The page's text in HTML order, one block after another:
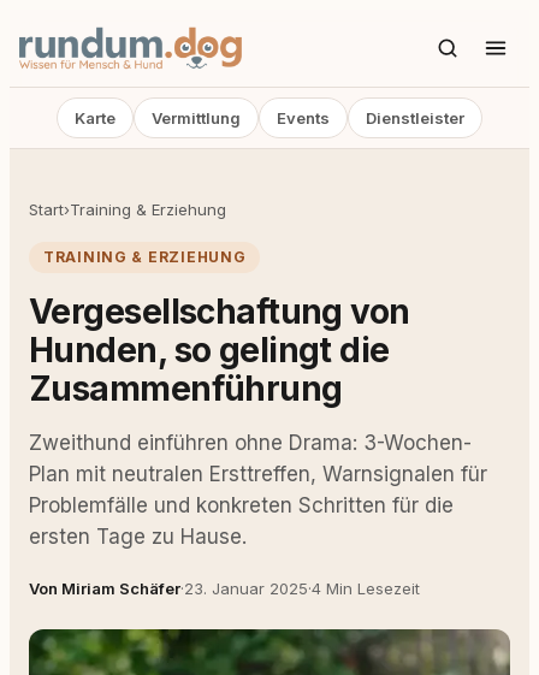
Karte Vermittlung Events Dienstleister
Start›Training & Erziehung
TRAINING & ERZIEHUNG
Vergesellschaftung von
Hunden, so gelingt die
Zusammenführung
Zweithund einführen ohne Drama: 3-Wochen-
Plan mit neutralen Ersttreffen, Warnsignalen für
Problemfälle und konkreten Schritten für die
ersten Tage zu Hause.
Von Miriam Schäfer·23. Januar 2025·4 Min Lesezeit